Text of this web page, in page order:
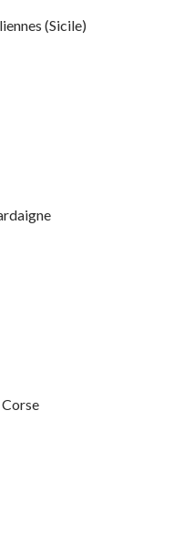
(Sicile)